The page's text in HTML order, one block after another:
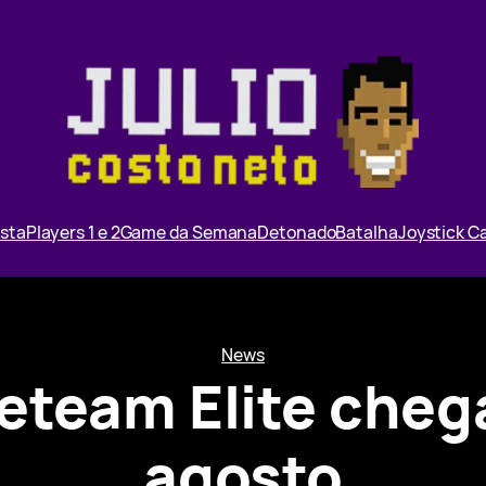
Players 1 e 2Game da SemanaDetonadoBatalhaJoystick
News
Elite